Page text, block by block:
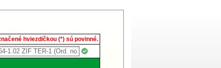
hviezdičkou (*) sú povinné.